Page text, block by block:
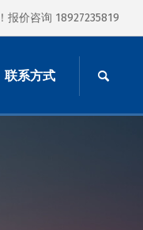
报价咨询 18927235819
联系方式